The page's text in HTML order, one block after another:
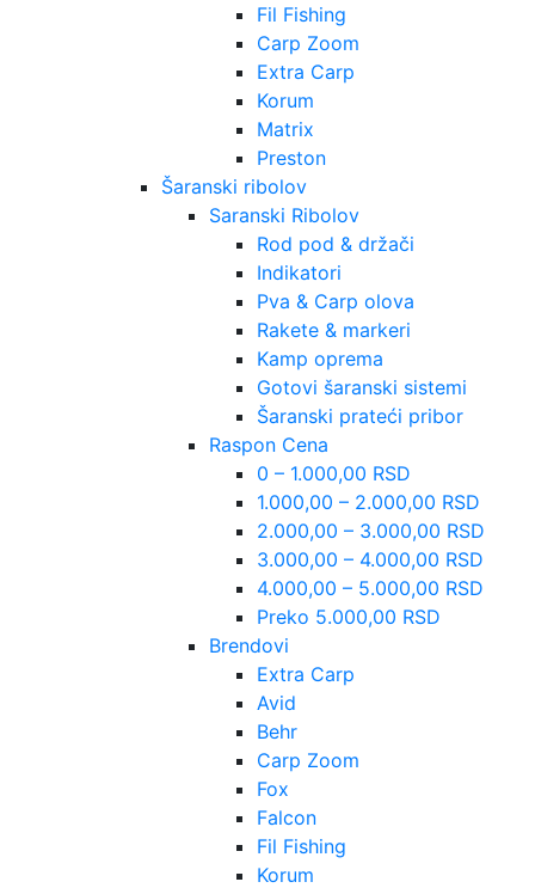
Fil Fishing
Carp Zoom
Extra Carp
Korum
Matrix
Preston
Šaranski ribolov
Saranski Ribolov
Rod pod & držači
Indikatori
Pva & Carp olova
Rakete & markeri
Kamp oprema
Gotovi šaranski sistemi
Šaranski prateći pribor
Raspon Cena
0 – 1.000,00 RSD
1.000,00 – 2.000,00 RSD
2.000,00 – 3.000,00 RSD
3.000,00 – 4.000,00 RSD
4.000,00 – 5.000,00 RSD
Preko 5.000,00 RSD
Brendovi
Extra Carp
Avid
Behr
Carp Zoom
Fox
Falcon
Fil Fishing
Korum